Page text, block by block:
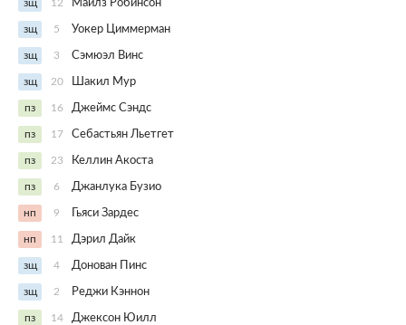
зщ 12 Майлз Робинсон
зщ 5 Уокер Циммерман
зщ 3 Сэмюэл Винс
зщ 20 Шакил Мур
пз 16 Джеймс Сэндс
пз 17 Себастьян Льетгет
пз 23 Келлин Акоста
пз 6 Джанлука Бузио
нп 9 Гьяси Зардес
нп 11 Дэрил Дайк
зщ 4 Донован Пинс
зщ 2 Реджи Кэннон
пз 14 Джексон Юилл